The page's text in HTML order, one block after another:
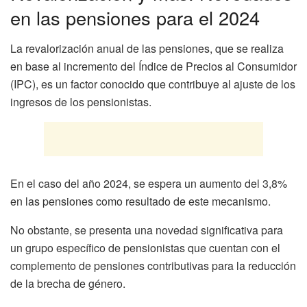
en las pensiones para el 2024
La revalorización anual de las pensiones, que se realiza
en base al incremento del Índice de Precios al Consumidor
(IPC), es un factor conocido que contribuye al ajuste de los
ingresos de los pensionistas.
En el caso del año 2024, se espera un aumento del 3,8%
en las pensiones como resultado de este mecanismo.
No obstante, se presenta una novedad significativa para
un grupo específico de pensionistas que cuentan con el
complemento de pensiones contributivas para la reducción
de la brecha de género.